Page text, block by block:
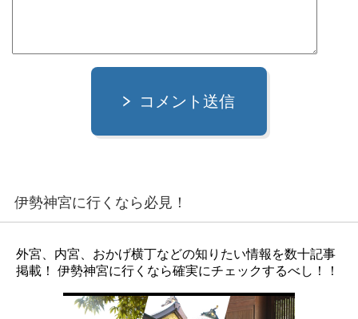
コメント送信
伊勢神宮に行くなら必見！
外宮、内宮、おかげ横丁などの知りたい情報を数十記事
掲載！ 伊勢神宮に行くなら確実にチェックするべし！！